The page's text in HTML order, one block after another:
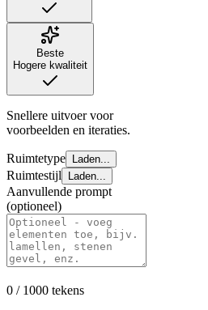
Beste
Hogere kwaliteit
Snellere uitvoer voor
voorbeelden en iteraties.
Ruimtetype Laden...
Ruimtestijl Laden...
Aanvullende prompt
(optioneel)
0 / 1000 tekens